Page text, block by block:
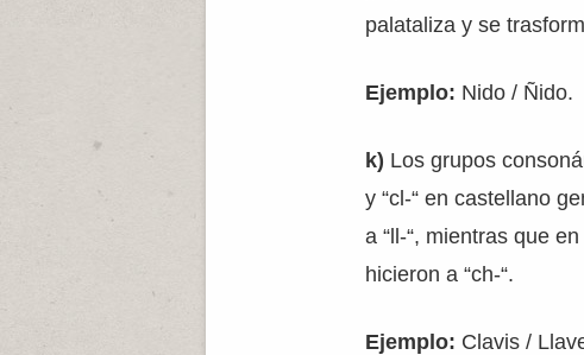
palataliza y se
Ejemplo: Nido / Ñido.
k) Los grupos
y “cl-“ en castellano
a “ll-“, mientras que
hicieron a “ch-“.
Ejemplo: Clavis /